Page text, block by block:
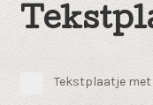
Tekstplaatje